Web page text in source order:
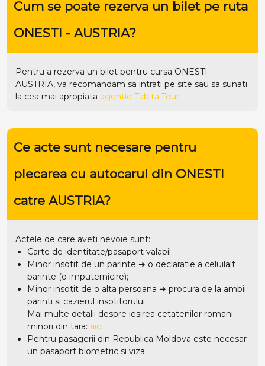
Cum se poate rezerva un bilet pe ruta
ONESTI - AUSTRIA?
Pentru a rezerva un bilet pentru cursa ONESTI -
AUSTRIA, va recomandam sa intrati pe site sau sa sunati
la cea mai apropiata agentie Tabita Tour.
Ce acte sunt necesare pentru
plecarea cu autocarul din ONESTI
catre AUSTRIA?
Actele de care aveti nevoie sunt:
Carte de identitate/pasaport valabil;
Minor insotit de un parinte ➜ o declaratie a celuilalt
parinte (o imputernicire);
Minor insotit de o alta persoana ➜ procura de la ambii
parinti si cazierul insotitorului;
Mai multe detalii despre iesirea cetatenilor romani
minori din tara: aici.
Pentru pasagerii din Republica Moldova este necesar
un pasaport biometric si viza